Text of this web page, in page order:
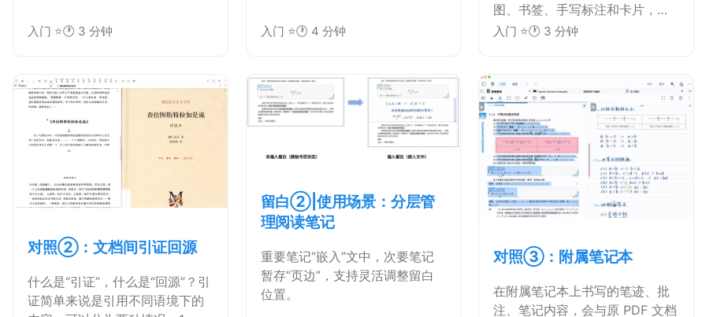
入门 ⭐🕐 3 分钟 入门 ⭐🕐 4 分钟
图、书签、手写标注和卡片，可
根据不同使用需求快速定位目标
入门 ⭐🕐 3 分钟
对照②：文档间引证回源
什么是“引证”，什么是“回源”？引
证简单来说是引用不同语境下的
留白②|使用场景：分层管
理阅读笔记
重要笔记“嵌入”文中，次要笔记
暂存“页边”，支持灵活调整留白
位置。
对照③：附属笔记本
在附属笔记本上书写的笔迹、批
注、笔记内容，会与原 PDF 文档